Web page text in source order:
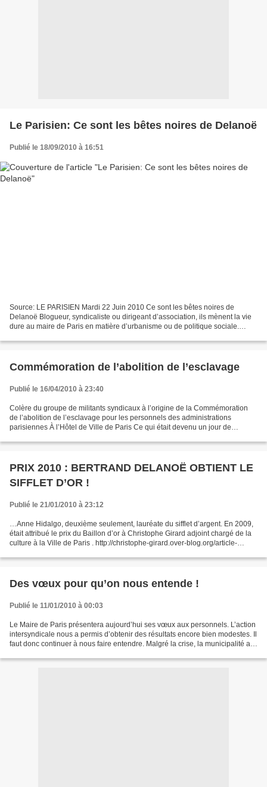
Le Parisien: Ce sont les bêtes noires de Delanoë
Publié le 18/09/2010 à 16:51
Source: LE PARISIEN Mardi 22 Juin 2010 Ce sont les bêtes noires de
Delanoë Blogueur, syndicaliste ou dirigeant d’association, ils mènent la vie
dure au maire de Paris en matière d’urbanisme ou de politique sociale.
Commémoration de l’abolition de l’esclavage
Publié le 16/04/2010 à 23:40
Colère du groupe de militants syndicaux à l’origine de la Commémoration
de l’abolition de l’esclavage pour les personnels des administrations
parisiennes À l’Hôtel de Ville de Paris Ce qui était devenu un jour de
PRIX 2010 : BERTRAND DELANOË OBTIENT LE
SIFFLET D’OR !
Publié le 21/01/2010 à 23:12
…Anne Hidalgo, deuxième seulement, lauréate du sifflet d’argent. En 2009,
était attribué le prix du Baillon d’or à Christophe Girard adjoint chargé de la
culture à la Ville de Paris . http://christophe-girard.over-blog.org/article-
Des vœux pour qu’on nous entende !
Publié le 11/01/2010 à 00:03
Le Maire de Paris présentera aujourd’hui ses vœux aux personnels. L’action
intersyndicale nous a permis d’obtenir des résultats encore bien modestes. Il
faut donc continuer à nous faire entendre. Malgré la crise, la municipalité a